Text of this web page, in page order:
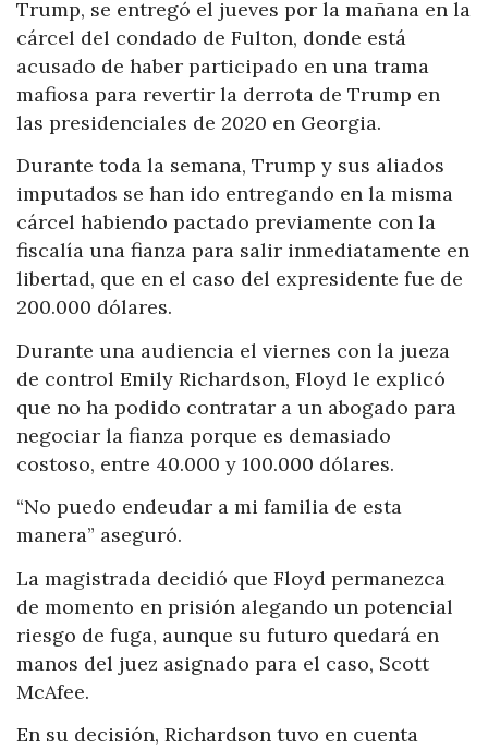
Trump, se entregó el jueves por la mañana en la
cárcel del condado de Fulton, donde está
acusado de haber participado en una trama
mafiosa para revertir la derrota de Trump en
las presidenciales de 2020 en Georgia.
Durante toda la semana, Trump y sus aliados
imputados se han ido entregando en la misma
cárcel habiendo pactado previamente con la
fiscalía una fianza para salir inmediatamente en
libertad, que en el caso del expresidente fue de
200.000 dólares.
Durante una audiencia el viernes con la jueza
de control Emily Richardson, Floyd le explicó
que no ha podido contratar a un abogado para
negociar la fianza porque es demasiado
costoso, entre 40.000 y 100.000 dólares.
“No puedo endeudar a mi familia de esta
manera” aseguró.
La magistrada decidió que Floyd permanezca
de momento en prisión alegando un potencial
riesgo de fuga, aunque su futuro quedará en
manos del juez asignado para el caso, Scott
McAfee.
En su decisión, Richardson tuvo en cuenta